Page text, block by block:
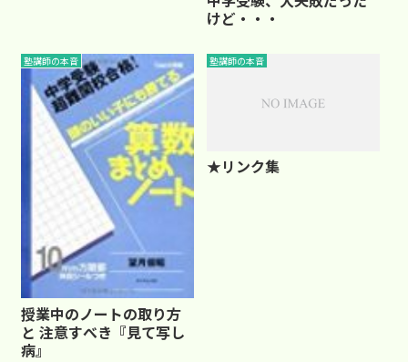
けど・・・
塾講師の本音
授業中のノートの取り方
と 注意すべき『見て写し
病』
塾講師の本音
★リンク集